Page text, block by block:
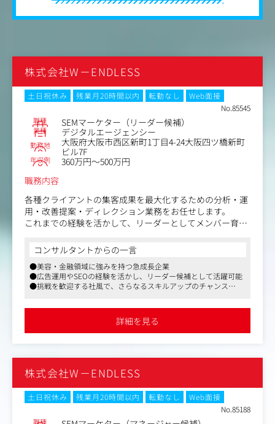
オウンドメディアのトラフィックおよびリードについて、
すでに一定の下地がある中で、事業に対しより大きなダイ
ョンです。
③創業者と間近で仕事ができます！
社長と距離感近く業務にあたれます。社長からの直接的な
フィードバックもあり、スキル習得のスピード感は非常に
④昇格、昇給機会が豊富にあります！
定量的な成果だけでなく、定性的（業務への姿勢）でも評
価をさせて頂いています。ベンチャー企業ならではの魅力
であるスピード感のある昇給・昇格の機会に溢れていま
す。（四半期に1度の人事評価次第で、数百万円単位の昇
給/昇格も可能です。）
⑤持続的な成長が見込まれるマーケット
同社の売り上げは直近3期連続で2倍成長しております。Te
事業の中でスキルを積むことが可能です。
株式会社W－ENDLESS
土日祝休み 残業月20時間以内 転勤なし
Web面接
No.85545
職種 SEMマーケター（リーダー候補）
業種 デジタルエージェンシー
勤務地
大阪府大阪市西区新町1丁目4-24大阪四ツ橋新町
ビル7F
年収例
360万円～500万円
職務内容
各種クライアントの集客成果を最大化するための分析・運
用・改善提案・ディレクション業務をお任せします。
これまでの経験を活かして、リーダーとしてメンバー育成
なく小売厚利の方針のため1つの案件に対して専念しやす
い環境となっています。
＜業務内容一例＞
・リスティング広告の運用改善施策の立案及び実行ディレ
・SEOサイトの分析及び改善施策の立案と実行ディレクシ
業務をお任せする予定です。
＜将来的にお任せする業務内容＞
・新規顧客への提案活動（主に資料作成）
コンサルタントからの一言
●美容・金融領域に強みを持つ急成長企業
●広告運用やSEOの経験を活かし、リーダー候補として活躍可能
●挑戦を歓迎する社風で、さらなるスキルアップのチャンス
詳細を見る
株式会社W－ENDLESS
土日祝休み 残業月20時間以内 転勤なし
Web面接
No.85188
職種